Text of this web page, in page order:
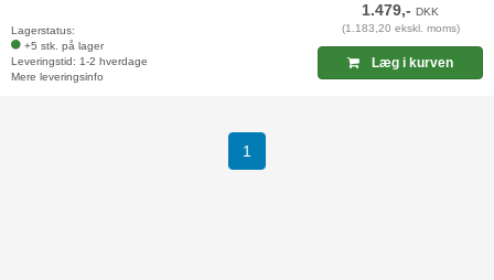
Lagerstatus:
+5 stk. på lager
Leveringstid: 1-2 hverdage
Mere leveringsinfo
1.479,-DKK
(1.183,20 ekskl. moms)
Læg i kurven
1